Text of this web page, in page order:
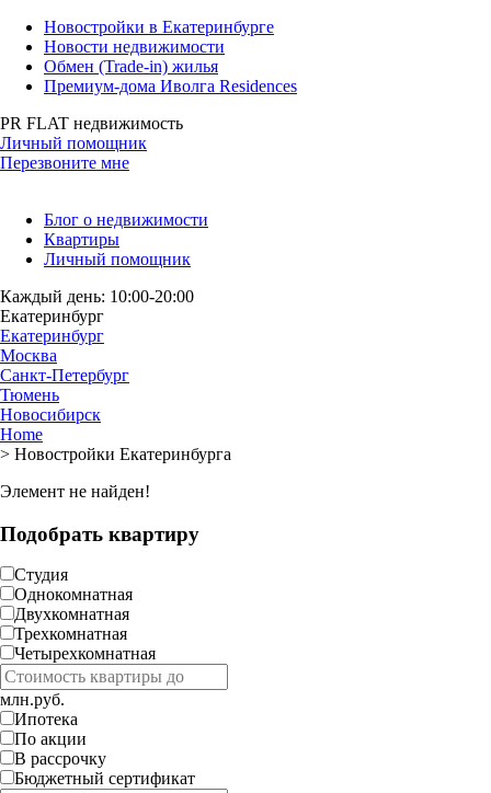
Новостройки в Екатеринбурге
Новости недвижимости
Обмен (Trade-in) жилья
Премиум-дома Иволга Residences
PR FLAT недвижимость
Личный помощник
Перезвоните мне
Блог о недвижимости
Квартиры
Личный помощник
Каждый день: 10:00-20:00
Екатеринбург
Екатеринбург
Москва
Санкт-Петербург
Тюмень
Новосибирск
Home
> Новостройки Екатеринбурга
Элемент не найден!
Подобрать квартиру
Студия
Однокомнатная
Двухкомнатная
Трехкомнатная
Четырехкомнатная
млн.руб.
Ипотека
По акции
В рассрочку
Бюджетный сертификат